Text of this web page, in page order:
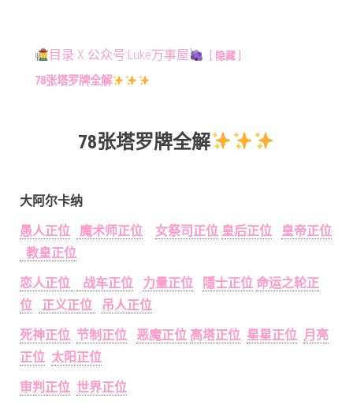
目录 X 公众号:Luke万事屋 隐藏
78张塔罗牌全解
78张塔罗牌全解
大阿尔卡纳
愚人正位
魔术师正位 女祭司正位 皇后正位
皇帝正位
教皇正位
恋人正位
战车正位 力量正位 隱士正位 命运之轮正
位
正义正位
吊人正位
死神正位 节制正位 恶魔正位 高塔正位 星星正位 月亮
正位 太阳正位
审判正位 世界正位